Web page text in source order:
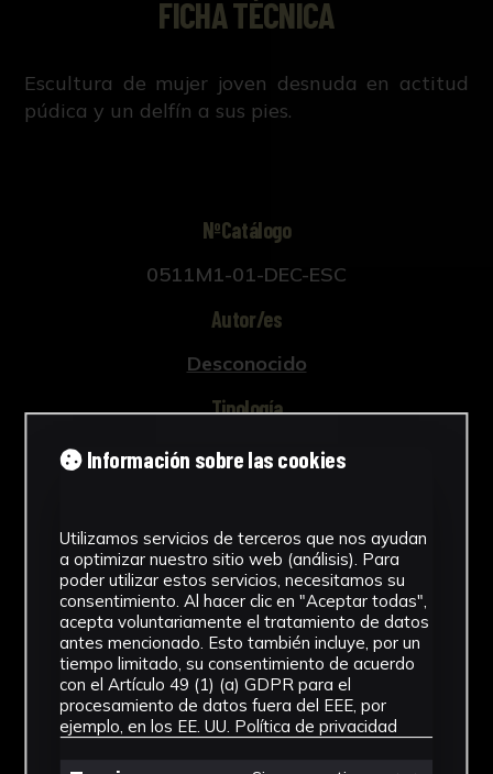
FICHA TÉCNICA
Escultura de mujer joven desnuda en actitud
púdica y un delfín a sus pies.
NºCatálogo
0511M1-01-DEC-ESC
Autor/es
Desconocido
Tipología
Esculturas
SF
Estilo
Clásico
Técnica
Vaciado
Información sobre las cookies
Utilizamos servicios de terceros que nos ayudan
a optimizar nuestro sitio web (análisis). Para
poder utilizar estos servicios, necesitamos su
consentimiento. Al hacer clic en "Aceptar todas",
acepta voluntariamente el tratamiento de datos
antes mencionado. Esto también incluye, por un
tiempo limitado, su consentimiento de acuerdo
con el Artículo 49 (1) (a) GDPR para el
procesamiento de datos fuera del EEE, por
ejemplo, en los EE. UU. Política de privacidad